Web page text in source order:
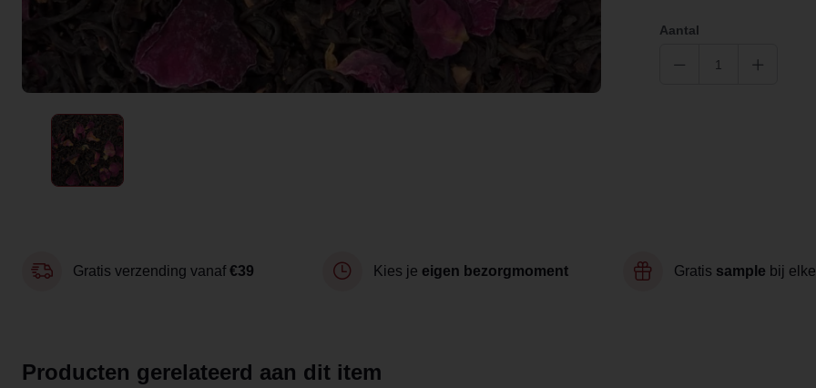
Aantal
Gratis verzending vanaf €39 Kies je eigen bezorgmoment Gratis sample bij
Producten gerelateerd aan dit item